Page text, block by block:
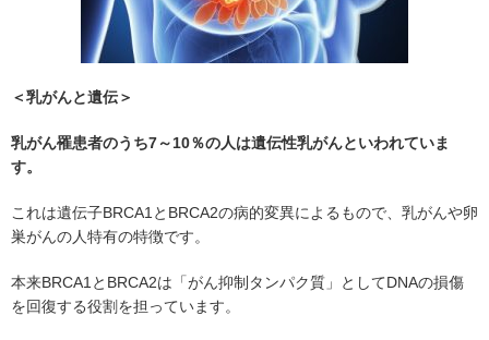
＜乳がんと遺伝＞
乳がん罹患者のうち7～10％の人は遺伝性乳がんといわれていま
す。
これは遺伝子BRCA1とBRCA2の病的変異によるもので、乳がんや卵
巣がんの人特有の特徴です。
本来BRCA1とBRCA2は「がん抑制タンパク質」としてDNAの損傷
を回復する役割を担っています。